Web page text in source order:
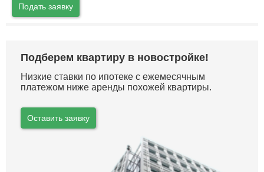
Подать заявку
Подберем квартиру в новостройке!
Низкие ставки по ипотеке с ежемесячным
платежом ниже аренды похожей квартиры.
Оставить заявку